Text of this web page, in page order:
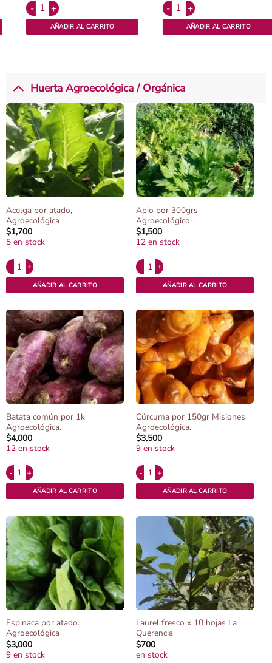
Mix de vegetales orgánicos x
AÑADIR AL CARRITO
Orgánico. cantidad
Fideos de arroz sabor tomate x 250 g Oryza Agroecológico
AÑADIR AL CARRITO
Huerta Agroecológica / Orgánica
Acelga por atado,
Agroecológica
$1,700
5 en stock
Acelga por atado, Agroecológica cantidad
AÑADIR AL CARRITO
Apio por 300grs
Agroecológico
$1,500
12 en stock
Apio por 300grs Agroecológico cantidad
AÑADIR AL CARRITO
Batata común por 1k
Agroecológica.
$4,000
12 en stock
Batata común por 1k Agroecológica. cantidad
AÑADIR AL CARRITO
Cúrcuma por 150gr Misiones
Agroecológica.
$3,500
9 en stock
Cúrcuma por 150gr Misiones
AÑADIR AL CARRITO
Espinaca por atado.
Agroecológica
$3,000
9 en stock
Laurel fresco x 10 hojas La
Querencia
$700
en stock